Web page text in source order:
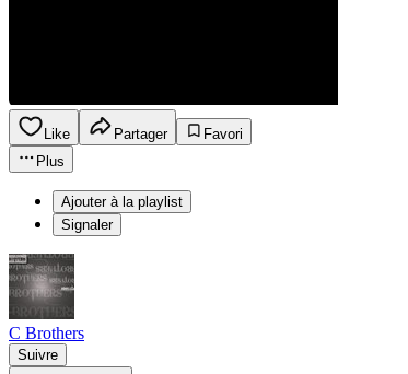
Like Partager
Favori
Plus
Ajouter à la playlist
Signaler
C Brothers
Suivre